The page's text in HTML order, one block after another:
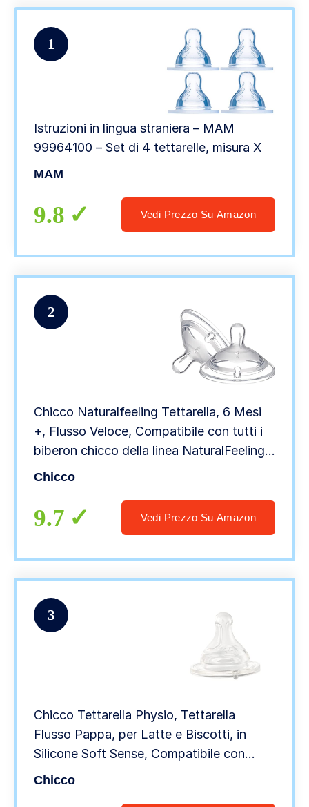
1
Istruzioni in lingua straniera – MAM
99964100 – Set di 4 tettarelle, misura X
MAM
9.8 Vedi Prezzo Su Amazon
2
Chicco Naturalfeeling Tettarella, 6 Mesi
+, Flusso Veloce, Compatibile con tutti i
biberon chicco della linea NaturalFeeling,
Pacco da 2
Chicco
9.7 Vedi Prezzo Su Amazon
3
Chicco Tettarella Physio, Tettarella
Flusso Pappa, per Latte e Biscotti, in
Silicone Soft Sense, Compatibile con
Biberon Perfect 5, Benessere e Original
Chicco